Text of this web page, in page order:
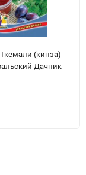
(кинза)
Дачник